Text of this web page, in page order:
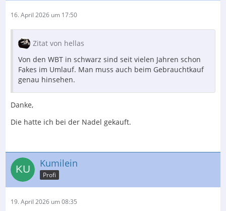
16. April 2026 um 17:50
Zitat von hellas
Von den WBT in schwarz sind seit vielen Jahren schon
Fakes im Umlauf. Man muss auch beim Gebrauchtkauf
genau hinsehen.
Danke,
Die hatte ich bei der Nadel gekauft.
Kumilein
Profi
19. April 2026 um 08:35